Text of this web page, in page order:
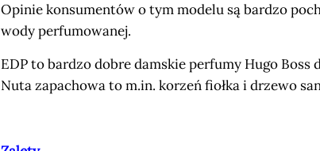
Opinie konsumentów o tym modelu są bardzo
wody perfumowanej.
EDP to bardzo dobre damskie perfumy Hugo
Nuta zapachowa to m.in. korzeń fiołka i drzewo